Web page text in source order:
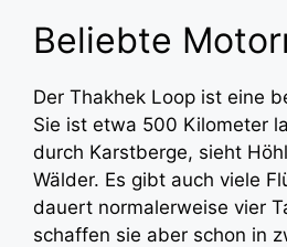
Beliebte
Der Thakhek Loop ist eine
Sie ist etwa 500 Kilometer
durch Karstberge, sieht
Wälder. Es gibt auch viele
dauert normalerweise vier
schaffen sie aber schon in